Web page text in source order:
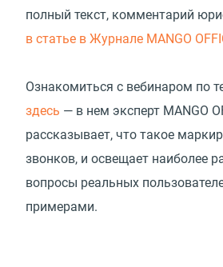
полный текст, комментарий
в статье в Журнале MANGO
Ознакомиться с вебинаром по
здесь — в нем эксперт MANGO
рассказывает, что такое
звонков, и освещает наиболее
вопросы реальных
примерами.